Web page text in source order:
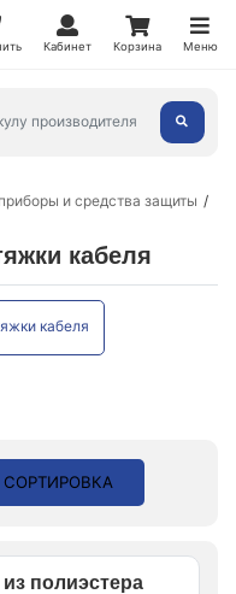
Кабинет Корзина Меню
и средства защиты
кабеля
кабеля
СОРТИРОВКА
полиэстера